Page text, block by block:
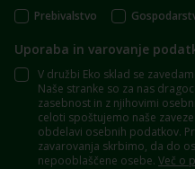
Prebivalstvo
Uporaba in varovanje
V družbi Eko sklad se
Naše stranke so za nas
zasebnost in z njihovimi
celoti spoštujemo naše
obdelavi osebnih podatkov.
zavarovanja skrbimo, da do
nepooblaščene osebe. Več o